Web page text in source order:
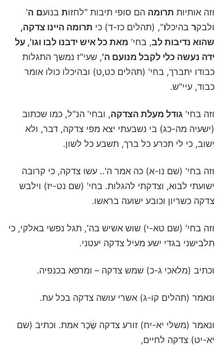
וזה אותיות תרומה הם סופי תיבות "לחזות בנועם ה'
ולבקר בהיכלו", (תהלים כז-ד) כי תרומה היינו צדקה,
שהוא נדיבות לב, בחי' מאת כל איש ידבנו לבו וגו', על
ידה נעשה כלי לקבל מנועם ה', שעי"ז נמשך התגלות
כבודו יתברך, בחי' (תהלים כט,ט) ובהיכלו כולו אומר
כבוד, עיי"ש.
וזה בחי' גודל מעלת הצדקה, ובחי' הנ"ל, כמו שכתוב
(ישעיה מה-כג) בי נשבעתי יצא מפי צדקה, דבר, ולא
ישוב, כי לי תכרע כל ברך, תשבע כל לשון.
וזה בחי' (שם נו-א) כה אמר ה'.. עשו צדקה, כי קרובה
ישועתי לבוא, וצדקתי להגלות. בחי' (שם נט-יז) וילבש
צדקה כשריון וכובע ישועה בראשו.
וזה בחי' (שם טא-י) שוש אשיש בה', תגל נפשי באלקי, כי
תלבישני בגדי ישע מעיל צדקה יעטני.
וכתיב (מלאכי ג-כ) שמש צדקה – ומרפא בכנפיה.
ונאמר (תהלים קו-ג) אשרי עושה צדקה בכל עת.
ונאמר (משלי יא-יח) זורע צדקה שֶׂׄכָר אמת. וכתיב (שם
יא-יט) צדקה לחיים,